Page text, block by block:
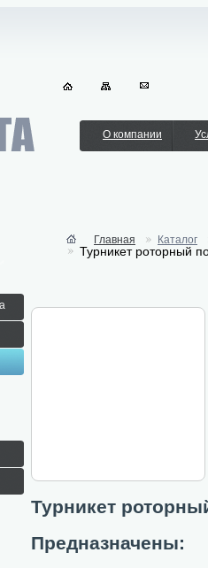
О компании
Главная Каталог
Турникет роторный
Турникет
Предназначены: